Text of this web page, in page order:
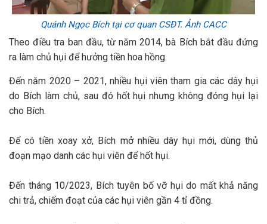
Quánh Ngọc Bích tại cơ quan CSĐT. Ảnh CACC
Theo điều tra ban đầu, từ năm 2014, bà Bích bắt đầu đứng
ra làm chủ hụi để hưởng tiền hoa hồng.
Đến năm 2020 – 2021, nhiều hụi viên tham gia các dây hụi
do Bích làm chủ, sau đó hốt hụi nhưng không đóng hụi lại
cho Bích.
Để có tiền xoay xở, Bích mở nhiều dây hụi mới, dùng thủ
đoạn mạo danh các hụi viên để hốt hụi.
Đến tháng 10/2023, Bích tuyên bố vỡ hụi do mất khả năng
chi trả, chiếm đoạt của các hụi viên gần 4 tỉ đồng.